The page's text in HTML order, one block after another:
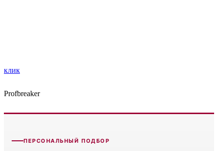
клик
Profbreaker
ПЕРСОНАЛЬНЫЙ ПОДБОР